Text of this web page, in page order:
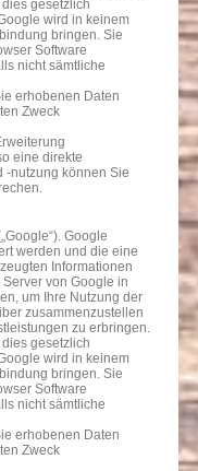
gesetzlich
wird in keinem
bringen. Sie
Software
nicht sämtliche
erhobenen Daten
Zweck
eine direkte
-nutzung können Sie
Google
werden und die eine
Informationen
von Google in
um Ihre Nutzung der
zusammenzustellen
zu erbringen.
gesetzlich
wird in keinem
bringen. Sie
Software
nicht sämtliche
erhobenen Daten
Zweck